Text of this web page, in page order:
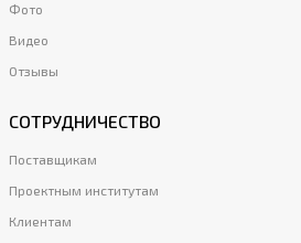
Фото
Видео
Отзывы
СОТРУДНИЧЕСТВО
Поставщикам
Проектным институтам
Клиентам